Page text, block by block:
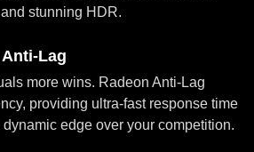
stunning HDR.
Lag
more wins. Radeon Anti-Lag
providing ultra-fast response time
edge over your competition.